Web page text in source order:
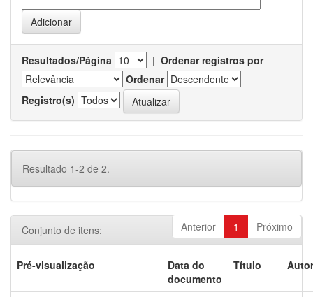
Resultados/Página | Ordenar registros por
Ordenar
Registro(s)
Resultado 1-2 de 2.
Anterior 1 Próximo
Conjunto de itens:
Pré-visualização
Data do
documento
Título